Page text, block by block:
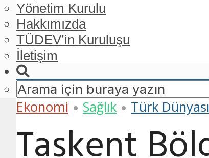
Yönetim Kurulu
Hakkımızda
TÜDEV’in Kuruluşu
İletişim
Ekonomi • Sağlık • Türk Dünyası